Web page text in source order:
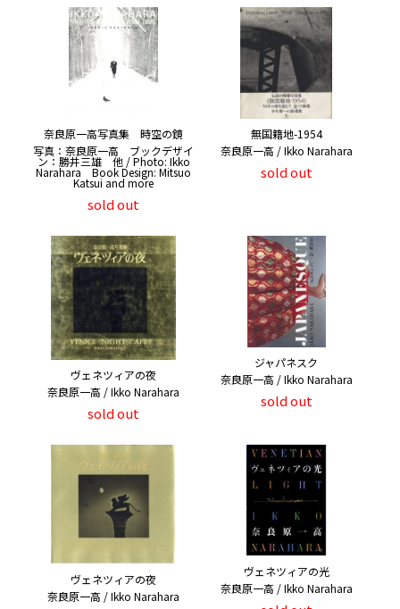
奈良原一高写真集 時空の鏡
写真：奈良原一高 ブックデザイ
ン：勝井三雄 他 / Photo: Ikko
Narahara Book Design: Mitsuo
Katsui and more
sold out
無国籍地-1954
奈良原一高 / Ikko Narahara
sold out
ヴェネツィアの夜
奈良原一高 / Ikko Narahara
sold out
ジャパネスク
奈良原一高 / Ikko Narahara
sold out
ヴェネツィアの夜
奈良原一高 / Ikko Narahara
ヴェネツィアの光
奈良原一高 / Ikko Narahara